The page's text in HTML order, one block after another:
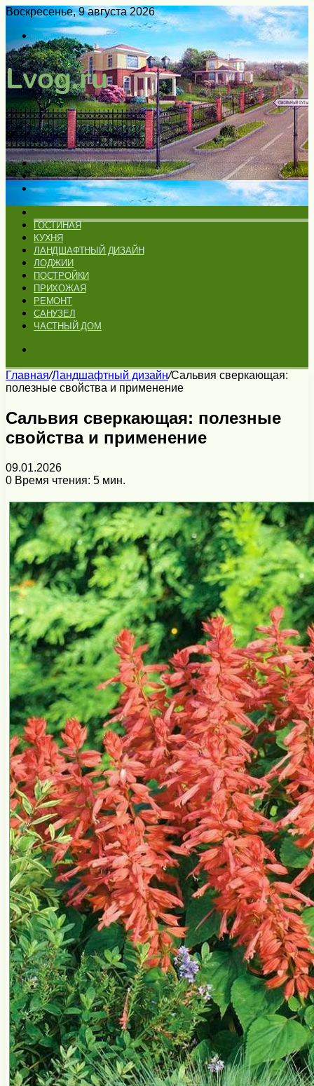
Воскресенье, 9 августа 2026
Войти
Switch
skin
Меню
Искать
Switch
skin
ГОСТИНАЯ
КУХНЯ
ЛАНДШАФТНЫЙ ДИЗАЙН
ЛОДЖИИ
ПОСТРОЙКИ
ПРИХОЖАЯ
РЕМОНТ
САНУЗЕЛ
ЧАСТНЫЙ ДОМ
Главная/Ландшафтный дизайн/Сальвия сверкающая:
полезные свойства и применение
Сальвия сверкающая: полезные
свойства и применение
09.01.2026
0 Время чтения: 5 мин.